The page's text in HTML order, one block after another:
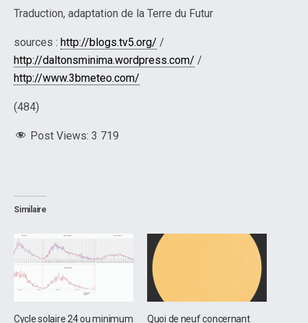
Traduction, adaptation de la Terre du Futur
sources : http://blogs.tv5.org/ /
http://daltonsminima.wordpress.com/ /
http://www.3bmeteo.com/
(484)
Post Views: 3 719
Similaire
Cycle solaire 24 ou minimum
Quoi de neuf concernant